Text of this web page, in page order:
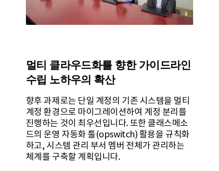
멀티 클라우드화를 향한 가이드라인
수립 노하우의 확산
향후 과제로는 단일 계정의 기존 시스템을 멀티
계정 환경으로 마이그레이션하여 계정 분리를
진행하는 것이 최우선입니다. 또한 클래스메소
드의 운영 자동화 툴(opswitch) 활용을 규칙화
하고, 시스템 관리 부서 멤버 전체가 관리하는
체계를 구축할 계획입니다.